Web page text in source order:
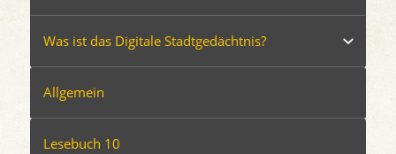
Was ist das Digitale Stadtgedächtnis?
Allgemein
Lesebuch 10